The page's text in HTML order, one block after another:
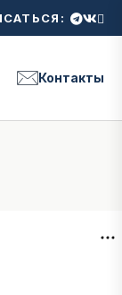
Контакты